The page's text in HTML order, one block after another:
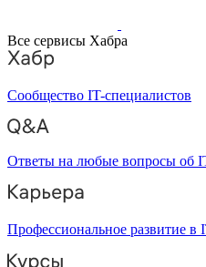
Все сервисы Хабра
Сообщество IT-специалистов
Ответы на любые вопросы об
Профессиональное развитие в